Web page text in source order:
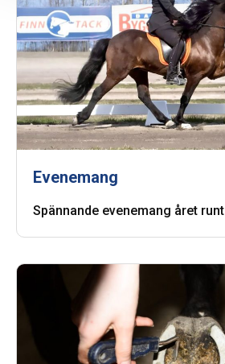
Evenemang
Spännande evenemang året runt